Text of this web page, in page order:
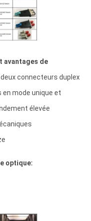
avantages de
connecteurs duplex
en mode unique et
élevée
optique: